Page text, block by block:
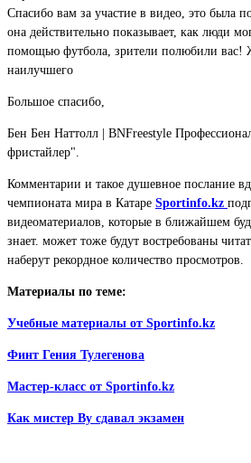
Спасибо вам за участие в видео, это была
она действительно показывает, как люди
помощью футбола, зрители полюбили вас!
наилучшего
Большое спасибо,
Бен Бен Наттолл | BNFreestyle
фристайлер".
Комментарии и такое душевное послание
чемпионата мира в Катаре Sportinfo.kz
видеоматериалов, которые в ближайшем
знает. может тоже будут востребованы
наберут рекордное количество просмотров.
Материалы по теме:
Учебные материалы от Sportinfo.kz
Финт Гения Тулегенова
Мастер-класс от Sportinfo.kz
Как мистер Ву сдавал экзамен